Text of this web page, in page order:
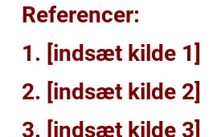
Referencer:
1. [indsæt kilde 1]
2. [indsæt kilde 2]
3. [indsæt kilde 3]